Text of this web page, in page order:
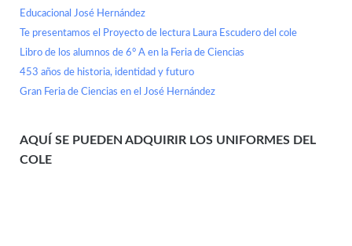
Educacional José Hernández
Te presentamos el Proyecto de lectura Laura Escudero del cole
Libro de los alumnos de 6° A en la Feria de Ciencias
453 años de historia, identidad y futuro
Gran Feria de Ciencias en el José Hernández
AQUÍ SE PUEDEN ADQUIRIR LOS UNIFORMES DEL
COLE